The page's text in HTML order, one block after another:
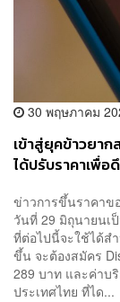
30 พฤษภาคม
เข้าสู่ยุคข้าวยาก
ได้ปรับราคาเพื่อ
ข่าวการขึ้นราคาข
วันที่ 29 มิถุนายนเ
ที่ต่อไปนี้จะใช้ได้ส
ขึ้น จะต้องสมัคร
289 บาท และค่าบ
ประเทศไทย ที่ได...